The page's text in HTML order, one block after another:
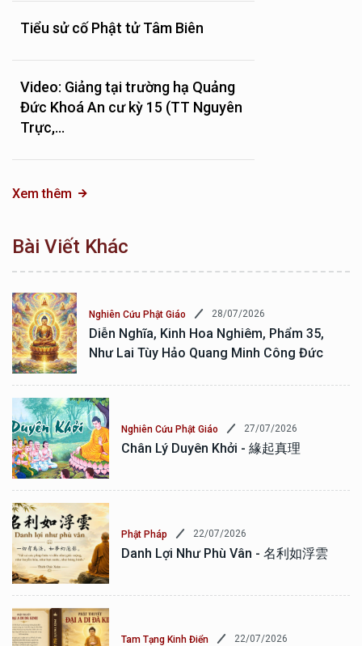
Tiểu sử cố Phật tử Tâm Biên
Video: Giảng tại trường hạ Quảng
Đức Khoá An cư kỳ 15 (TT Nguyên
Trực,...
Xem thêm
Bài Viết Khác
Nghiên Cứu Phật Giáo 28/07/2026
Diễn Nghĩa, Kinh Hoa Nghiêm, Phẩm 35,
Như Lai Tùy Hảo Quang Minh Công Đức
Nghiên Cứu Phật Giáo 27/07/2026
Chân Lý Duyên Khởi - 緣起真理
Phật Pháp 22/07/2026
Danh Lợi Như Phù Vân - 名利如浮雲
Tam Tạng Kinh Điển 22/07/2026